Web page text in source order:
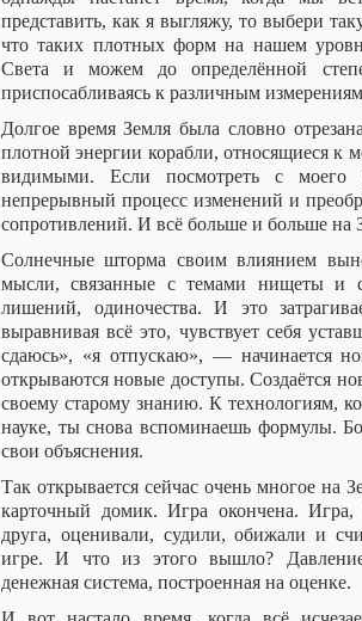
представить, как я выгляжу, то выбери
что таких плотных форм на нашем
Света и можем до определённой
приспосабливаясь к различным
Долгое время Земля была словно
плотной энергии корабли, относящиеся к
видимыми. Если посмотреть с
непрерывный процесс изменений и
сопротивлений. И всё больше и больше на
Солнечные шторма своим влиянием
мысли, связанные с темами нищеты и
лишений, одиночества. И это
выравнивая всё это, чувствует себя
сдаюсь», «я отпускаю», — начинается
открываются новые доступы. Создаётся
своему старому знанию. К технологиям,
науке, ты снова вспоминаешь формулы.
свои объяснения.
Так открывается сейчас очень многое на
карточный домик. Игра окончена.
друга, оценивали, судили, обижали и
игре. И что из этого вышло?
денежная система, построенная на оценке.